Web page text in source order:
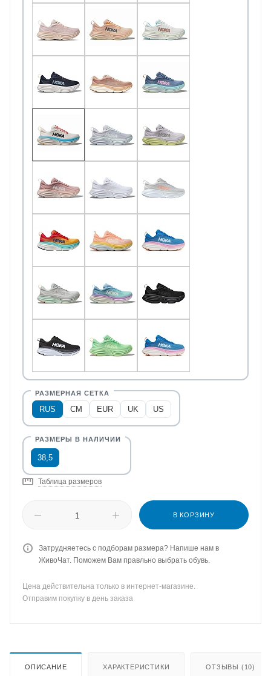
RUS CM EUR UK US
38,5
Таблица размеров
В КОРЗИНУ
Затрудняетесь с подборам размера? Напише нам в
ЖивоЧат. Поможем Вам правльно выбрать обувь.
Цена действительна только в интернет-магазине.
Отправим покупку в день заказа
ОПИСАНИЕ ХАРАКТЕРИСТИКИ ОТЗЫВЫ (10)